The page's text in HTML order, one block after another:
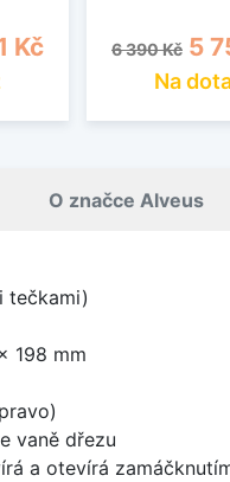
Kč Běžná cena
6 390 Kč 5
Na
O značce Alveus
tečkami)
198 mm
vaně dřezu
a otevírá